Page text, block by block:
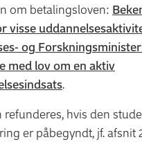
om betalingsloven:
visse
og
med lov om en aktiv
.
refunderes, hvis den
er påbegyndt, jf. afsnit